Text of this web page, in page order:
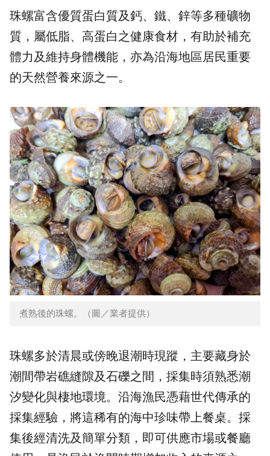
珠螺富含優質蛋白質及鈣、鐵、鋅等多種礦物
質，屬低脂、高蛋白之健康食材，有助於補充
體力及維持身體機能，亦為沿海地區居民重要
的天然營養來源之一。
煮熟後的珠螺。（圖／業者提供）
珠螺多於清晨或傍晚退潮時現蹤，主要藏身於
潮間帶岩礁縫隙及石礫之間，採集時須熟悉潮
汐變化與棲地環境。沿海漁民憑藉世代傳承的
採集經驗，將這稀有的海中珍味帶上餐桌。採
集後經清洗及簡單分類，即可供應市場或餐廳